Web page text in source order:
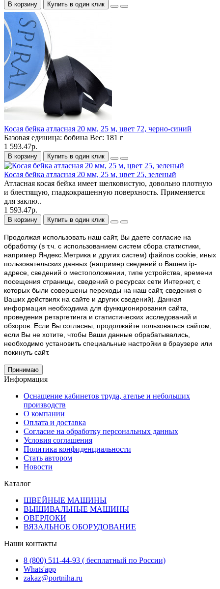
В корзину Купить в один клик
Косая бейка атласная 20 мм, 25 м, цвет 72, черно-синий
Базовая единица: бобина Вес: 181 г
1 593.47р.
В корзину Купить в один клик
Косая бейка атласная 20 мм, 25 м, цвет 25, зеленый
Атласная косая бейка имеет шелковистую, довольно плотную
и блестящую, гладкокрашенную поверхность. Применяется
для заклю..
1 593.47р.
В корзину Купить в один клик
Продолжая использовать наш cайт, Вы даете согласие на
обработку (в т.ч. с использованием систем сбора статистики,
например Яндекс.Метрика и других систем) файлов cookie, иных
пользовательских данных (например сведений о Вашем ip-
адресе, сведений о местоположении, типе устройства, времени
посещения страницы, сведений о ресурсах сети Интернет, с
которых были совершены переходы на наш сайт, сведения о
Ваших действиях на сайте и других сведений). Данная
информация необходима для функционирования сайта,
проведения ретаргетинга и статистических исследований и
обзоров. Если Вы согласны, продолжайте пользоваться сайтом,
если Вы не хотите, чтобы Ваши данные обрабатывались,
необходимо установить специальные настройки в браузере или
покинуть сайт.
Принимаю
Информация
Оснащение кабинетов труда, ателье и небольших
производств
О компании
Оплата и доставка
Согласие на обработку персональных данных
Условия соглашения
Политика конфиденциальности
Стать автором
Новости
Каталог
ШВЕЙНЫЕ МАШИНЫ
ВЫШИВАЛЬНЫЕ МАШИНЫ
ОВЕРЛОКИ
ВЯЗАЛЬНОЕ ОБОРУДОВАНИЕ
Наши контакты
8 (800) 511-44-93 ( бесплатный по России)
Whats'app
zakaz@portniha.ru